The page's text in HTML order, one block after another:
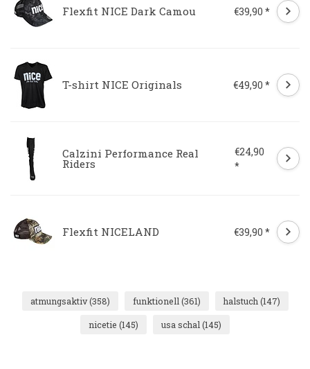
Flexfit NICE Dark Camou €39,90 *
T-shirt NICE Originals €49,90 *
Calzini Performance Real
Riders
€24,90
*
Flexfit NICELAND €39,90 *
atmungsaktiv(358) funktionell(361) halstuch(147)
nicetie (145) usa schal(145)